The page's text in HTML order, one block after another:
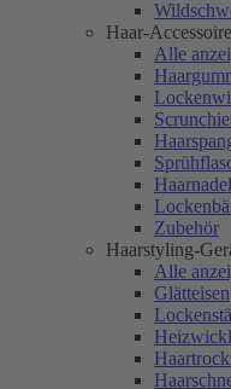
Haar-
Alle
Zubehör
Haarstyling-
Alle
Glätteisen